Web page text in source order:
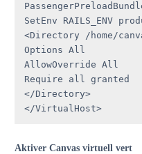
SetEnv RAILS_ENV
<Directory /home/
Options All
AllowOverride All
Require all granted
</Directory>
</VirtualHost>
Aktiver Canvas virtuell vert